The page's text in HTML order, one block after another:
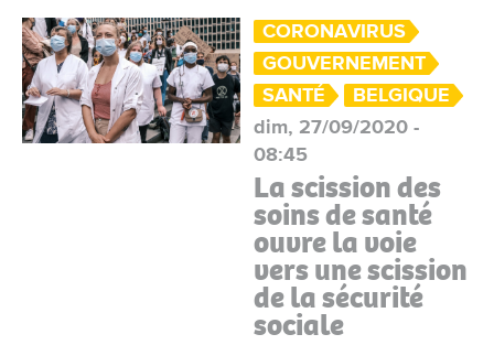
CORONAVIRUS
GOUVERNEMENT
SANTÉ
BELGIQUE
dim, 27/09/2020 -
08:45
La scission des
soins de santé
ouvre la voie
vers une scission
de la sécurité
sociale